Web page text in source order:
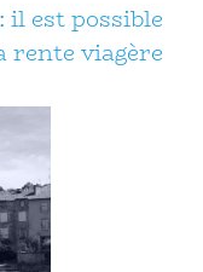
est possible
rente viagère